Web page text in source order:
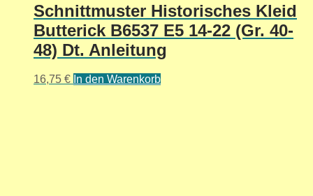
Schnittmuster Historisches Kleid
Butterick B6537 E5 14-22 (Gr. 40-
48) Dt. Anleitung
16,75 € In den Warenkorb